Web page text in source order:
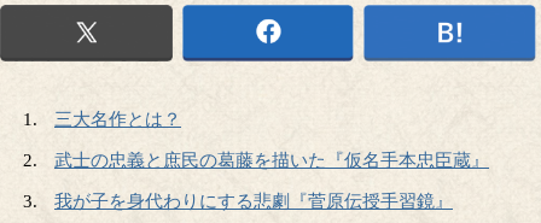
三大名作とは？
武士の忠義と庶民の葛藤を描いた『仮名手本忠臣蔵』
我が子を身代わりにする悲劇『菅原伝授手習鏡』